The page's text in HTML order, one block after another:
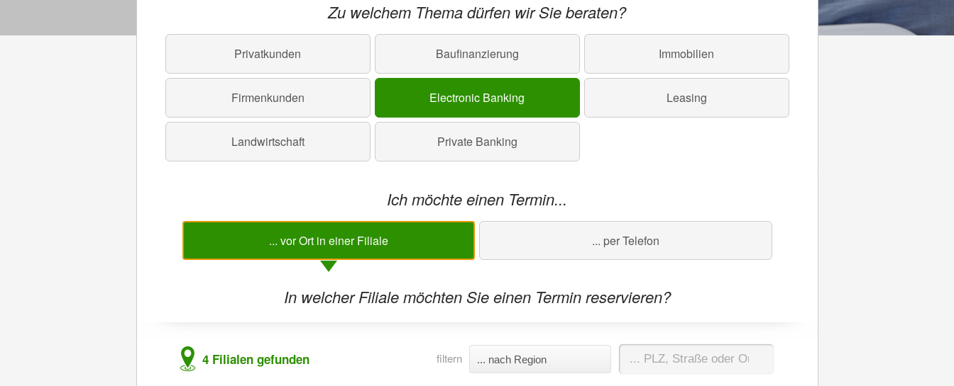
Zu welchem Thema dürfen wir Sie beraten?
Privatkunden Baufinanzierung Immobilien
Firmenkunden Electronic Banking Leasing
Landwirtschaft Private Banking
Ich möchte einen Termin...
... vor Ort in einer Filiale ... per Telefon
In welcher Filiale möchten Sie einen Termin reservieren?
4 Filialen gefunden filtern